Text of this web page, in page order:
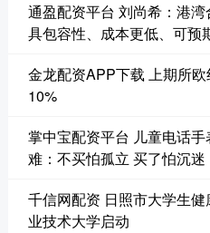
通盈配资平台 刘尚希：港
具包容性、成本更低、可预
金龙配资APP下载 上期所
10%
掌中宝配资平台 儿童电话手
难：不买怕孤立 买了怕沉迷
千信网配资 日照市大学生
业技术大学启动